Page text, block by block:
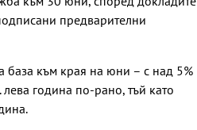
предварителни
база към края на юни – с над 5%
година по-рано, тъй като